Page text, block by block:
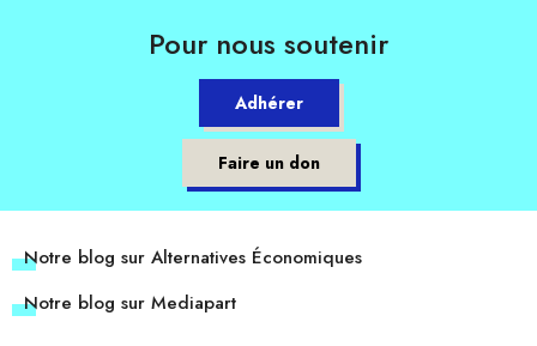
Pour nous soutenir
Adhérer
Faire un don
Notre blog sur Alternatives Économiques
Notre blog sur Mediapart